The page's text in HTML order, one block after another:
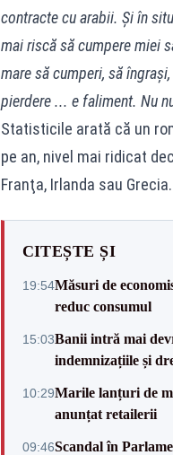
contracte cu arabii. Şi în
mai riscă să cumpere miei
mare să cumperi, să
pierdere ... e faliment. Nu
Statisticile arată că un
pe an, nivel mai ridicat
Franţa, Irlanda sau Grecia.
CITEȘTE ȘI
19:54Măsuri de
reduc consumul
15:03Banii intră mai
indemnizațiile și
10:29Marile lanțuri de
anunțat retailerii
09:46Scandal în